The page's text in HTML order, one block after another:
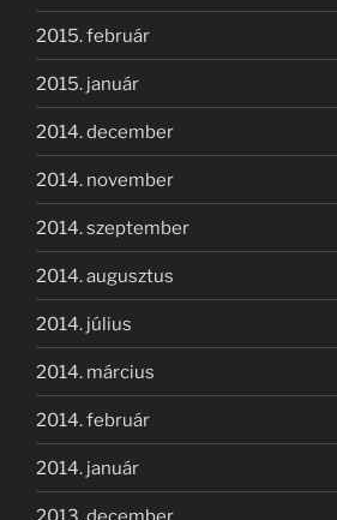
2015. február
2015. január
2014. december
2014. november
2014. szeptember
2014. augusztus
2014. július
2014. március
2014. február
2014. január